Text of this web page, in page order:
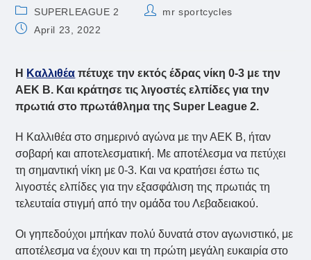
Post
category:
SUPERLEAGUE 2
Postmr sportcycles
PostApril 23, 2022
Η Καλλιθέα πέτυχε την εκτός έδρας νίκη 0-3 με την
ΑΕΚ Β. Και κράτησε τις λιγοστές ελπίδες για την
πρωτιά στο πρωτάθλημα της Super League 2.
Η Καλλιθέα στο σημερινό αγώνα με την ΑΕΚ Β, ήταν
σοβαρή και αποτελεσματική. Με αποτέλεσμα να πετύχει
τη σημαντική νίκη με 0-3. Και να κρατήσει έστω τις
λιγοστές ελπίδες για την εξασφάλιση της πρωτιάς τη
τελευταία στιγμή από την ομάδα του Λεβαδειακού.
Οι γηπεδούχοι μπήκαν πολύ δυνατά στον αγωνιστικό, με
αποτέλεσμα να έχουν και τη πρώτη μεγάλη ευκαιρία στο